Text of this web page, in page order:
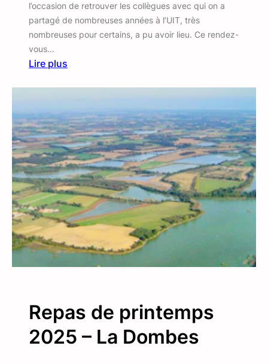
l’occasion de retrouver les collègues avec qui on a
partagé de nombreuses années à l’UIT, très
nombreuses pour certains, a pu avoir lieu. Ce rendez-
vous…
Lire plus
p
a
s
d
’
a
u
t
m
n
0
2
5
Repas de printemps
2025 – La Dombes